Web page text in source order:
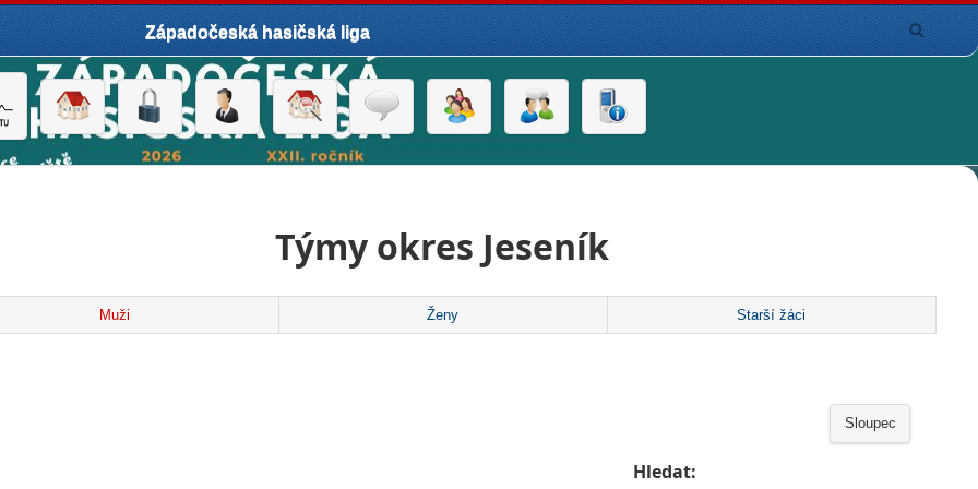
Západočeská hasičská liga
Týmy okres Jeseník
Muži Ženy Starší žáci
Sloupec
Hledat: